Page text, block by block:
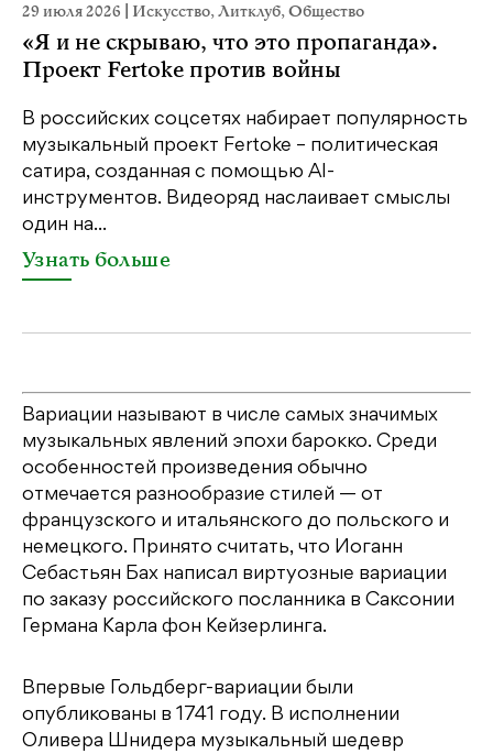
29 июля 2026 Искусство,Литклуб,Общество
«Я и не скрываю, что это пропаганда».
Проект Fertoke против войны
В российских соцсетях набирает популярность
музыкальный проект Fertoke – политическая
сатира, созданная с помощью AI-
инструментов. Видеоряд наслаивает смыслы
один на...
Узнать больше
Вариации называют в числе самых значимых
музыкальных явлений эпохи барокко. Среди
особенностей произведения обычно
отмечается разнообразие стилей — от
французского и итальянского до польского и
немецкого. Принято считать, что Иоганн
Себастьян Бах написал виртуозные вариации
по заказу российского посланника в Саксонии
Германа Карла фон Кейзерлинга.
Впервые Гольдберг-вариации были
опубликованы в 1741 году. В исполнении
Оливера Шнидера музыкальный шедевр